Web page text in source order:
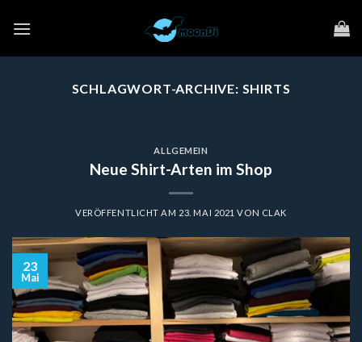
Inhalt
SCHLAGWORT-ARCHIVE: SHIRTS
ALLGEMEIN
Neue Shirt-Arten im Shop
VERÖFFENTLICHT AM 23. MAI 2021 VON CLAK
23
Mai